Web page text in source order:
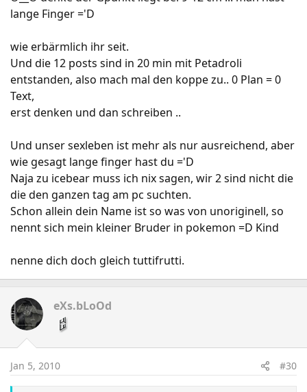
lange Finger ='D
wie erbärmlich ihr seit.
Und die 12 posts sind in 20 min mit Petadroli
entstanden, also mach mal den koppe zu.. 0 Plan = 0
Text,
erst denken und dan schreiben ..
Und unser sexleben ist mehr als nur ausreichend, aber
wie gesagt lange finger hast du ='D
Naja zu icebear muss ich nix sagen, wir 2 sind nicht die
die den ganzen tag am pc suchten.
Schon allein dein Name ist so was von unoriginell, so
nennt sich mein kleiner Bruder in pokemon =D Kind
nenne dich doch gleich tuttifrutti.
eXs.bLoOd
Jan 5, 2010 #30